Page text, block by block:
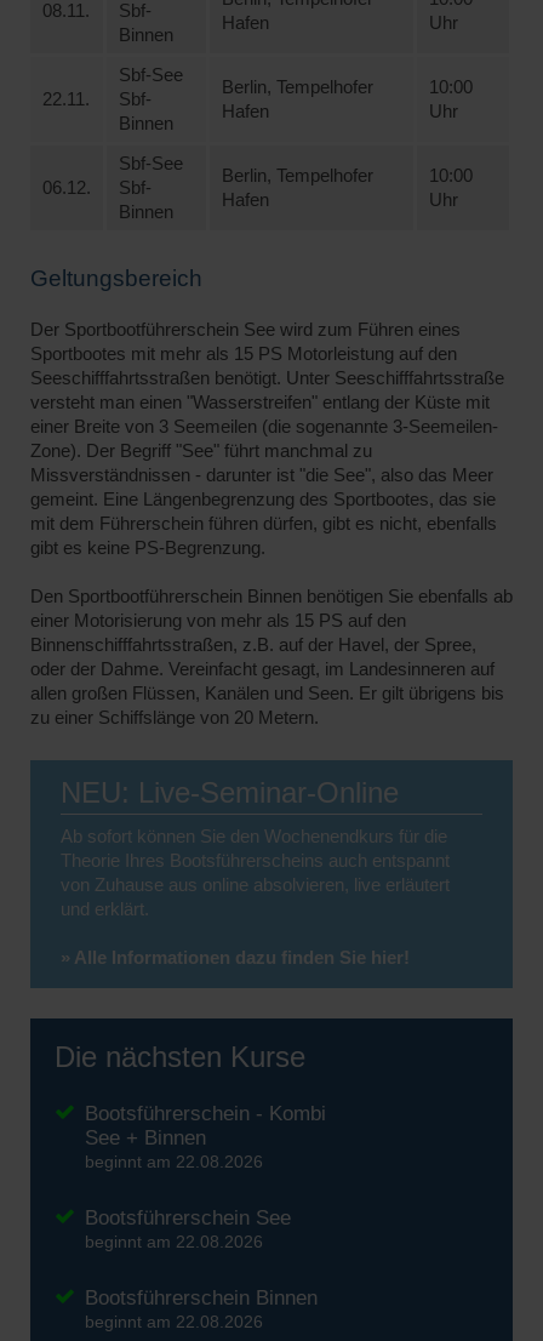
08.11.
Sbf-
Binnen
Hafen
Uhr
22.11.
Sbf-See
Sbf-
Binnen
Berlin, Tempelhofer
Hafen
10:00
Uhr
06.12.
Sbf-See
Sbf-
Binnen
Berlin, Tempelhofer
Hafen
10:00
Uhr
Geltungsbereich
Der Sportbootführerschein See wird zum Führen eines
Sportbootes mit mehr als 15 PS Motorleistung auf den
Seeschifffahrtsstraßen benötigt. Unter Seeschifffahrtsstraße
versteht man einen "Wasserstreifen" entlang der Küste mit
einer Breite von 3 Seemeilen (die sogenannte 3-Seemeilen-
Zone). Der Begriff "See" führt manchmal zu
Missverständnissen - darunter ist "die See", also das Meer
gemeint. Eine Längenbegrenzung des Sportbootes, das sie
mit dem Führerschein führen dürfen, gibt es nicht, ebenfalls
gibt es keine PS-Begrenzung.
Den Sportbootführerschein Binnen benötigen Sie ebenfalls ab
einer Motorisierung von mehr als 15 PS auf den
Binnenschifffahrtsstraßen, z.B. auf der Havel, der Spree,
oder der Dahme. Vereinfacht gesagt, im Landesinneren auf
allen großen Flüssen, Kanälen und Seen. Er gilt übrigens bis
zu einer Schiffslänge von 20 Metern.
NEU: Live-Seminar-Online
Ab sofort können Sie den Wochenendkurs für die
Theorie Ihres Bootsführerscheins auch entspannt
von Zuhause aus online absolvieren, live erläutert
und erklärt.
» Alle Informationen dazu finden Sie hier!
Die nächsten Kurse
Bootsführerschein - Kombi
See + Binnen
beginnt am 22.08.2026
Bootsführerschein See
beginnt am 22.08.2026
Bootsführerschein Binnen
beginnt am 22.08.2026